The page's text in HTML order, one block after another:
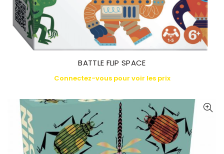
BATTLE FLIP SPACE
Connectez-vous pour voir les prix